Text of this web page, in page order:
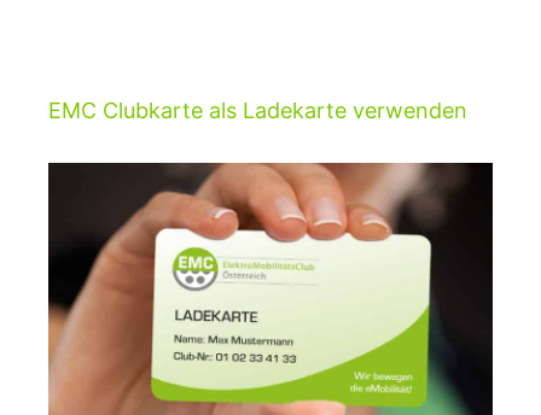
EMC Clubkarte als Ladekarte verwenden